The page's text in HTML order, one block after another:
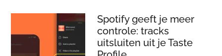
sharingSpotify geeft je meer
controle: tracks
uitsluiten uit je Taste